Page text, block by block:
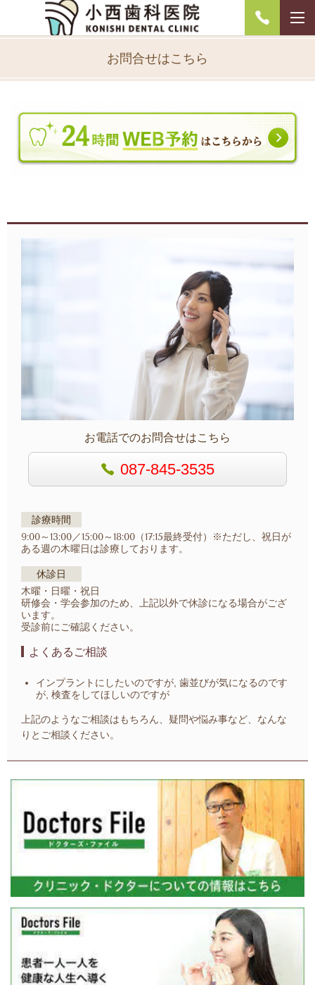
お問合せはこちら
お電話でのお問合せはこちら
087-845-3535
診療時間
9:00～13:00／15:00～18:00（17:15最終受付）
※ただし、祝日が
ある週の木曜日は診療しております。
休診日
木曜・日曜・祝日
研修会・学会参加のため、上記以外で休診になる場合がござ
います。
受診前にご確認ください。
よくあるご相談
インプラントにしたいのですが, 歯並びが気になるのです
が, 検査をしてほしいのですが
上記のようなご相談はもちろん、疑問や悩み事など、なんな
りとご相談ください。